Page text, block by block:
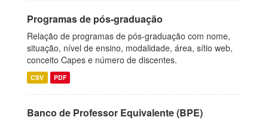
Programas de pós-graduação
Relação de programas de pós-graduação com nome,
situação, nível de ensino, modalidade, área, sítio web,
conceito Capes e número de discentes.
CSV PDF
Banco de Professor Equivalente (BPE)